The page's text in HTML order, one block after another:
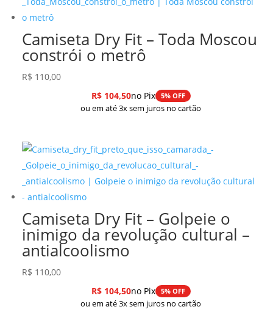
Camiseta Dry Fit – Toda Moscou
constrói o metrô
R$ 110,00
R$104,50no Pix 5% OFF
ou em até 3x sem juros no cartão
Camiseta Dry Fit – Golpeie o
inimigo da revolução cultural –
antialcoolismo
R$ 110,00
R$104,50no Pix 5% OFF
ou em até 3x sem juros no cartão